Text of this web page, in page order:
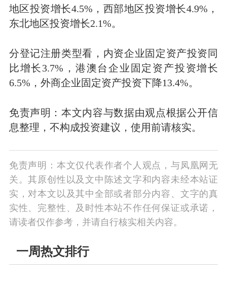
地区投资增长4.5%，西部地区投资增长4.9%，
东北地区投资增长2.1%。
分登记注册类型看，内资企业固定资产投资同
比增长3.7%，港澳台企业固定资产投资增长
6.5%，外商企业固定资产投资下降13.4%。
免责声明：本文内容与数据由观点根据公开信
息整理，不构成投资建议，使用前请核实。
免责声明：本文仅代表作者个人观点，与凤凰网无
关。其原创性以及文中陈述文字和内容未经本站证
实，对本文以及其中全部或者部分内容、文字的真
实性、完整性、及时性本站不作任何保证或承诺，
请读者仅作参考，并请自行核实相关内容。
一周热文排行